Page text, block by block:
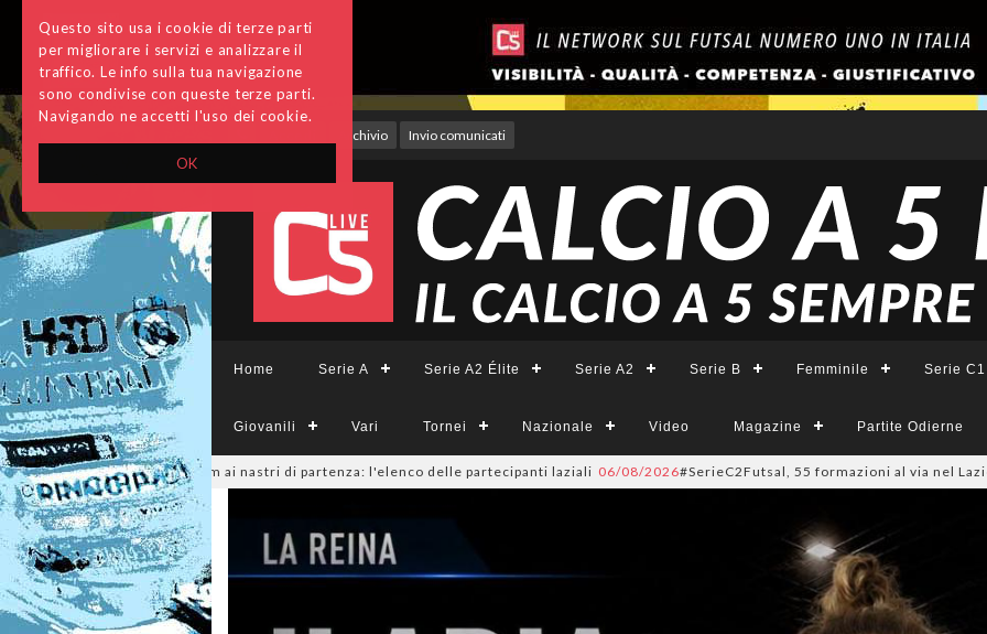
OK
Questo sito usa i cookie di terze parti
per migliorare i servizi e analizzare il
traffico. Le info sulla tua navigazione
sono condivise con queste terze parti.
Navigando ne accetti l'uso dei cookie.
Archivio Invio comunicati
Home Serie A Serie A2 Élite Serie A2 Serie B Femminile Serie C1
Giovanili Vari Tornei Nazionale Video Magazine Partite Odierne
sono 14 i team ai nastri di partenza: l'elenco delle partecipanti laziali 06/08/2026#SerieC2Futsal, 55 formazioni al via nel Lazio: la lista